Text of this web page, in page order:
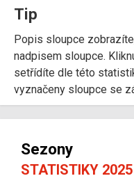
Tip
Popis sloupce
nadpisem sloupce.
setřídíte dle této
vyznačeny sloupce se
Sezony
STATISTIKY 2025